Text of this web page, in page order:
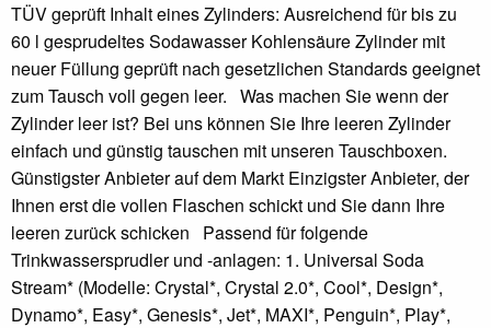
TÜV geprüft Inhalt eines Zylinders: Ausreichend für bis zu
60 l gesprudeltes Sodawasser Kohlensäure Zylinder mit
neuer Füllung geprüft nach gesetzlichen Standards geeignet
zum Tausch voll gegen leer. Was machen Sie wenn der
Zylinder leer ist? Bei uns können Sie Ihre leeren Zylinder
einfach und günstig tauschen mit unseren Tauschboxen.
Günstigster Anbieter auf dem Markt Einzigster Anbieter, der
Ihnen erst die vollen Flaschen schickt und Sie dann Ihre
leeren zurück schicken Passend für folgende
Trinkwassersprudler und -anlagen: 1. Universal Soda
Stream* (Modelle: Crystal*, Crystal 2.0*, Cool*, Design*,
Dynamo*, Easy*, Genesis*, Jet*, MAXI*, Penguin*, Play*,